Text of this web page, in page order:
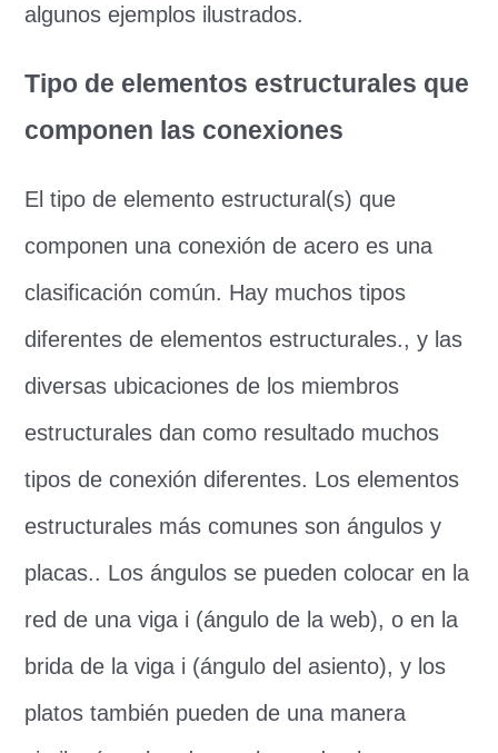
algunos ejemplos ilustrados.
Tipo de elementos estructurales que
componen las conexiones
El tipo de elemento estructural(s) que
componen una conexión de acero es una
clasificación común. Hay muchos tipos
diferentes de elementos estructurales., y las
diversas ubicaciones de los miembros
estructurales dan como resultado muchos
tipos de conexión diferentes. Los elementos
estructurales más comunes son ángulos y
placas.. Los ángulos se pueden colocar en la
red de una viga i (ángulo de la web), o en la
brida de la viga i (ángulo del asiento), y los
platos también pueden de una manera